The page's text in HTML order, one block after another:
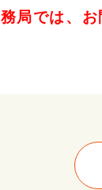
局では、